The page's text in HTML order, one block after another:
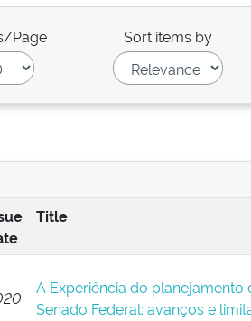
Page Sort items by
Title
A Experiência do
Senado Federal: avanços e